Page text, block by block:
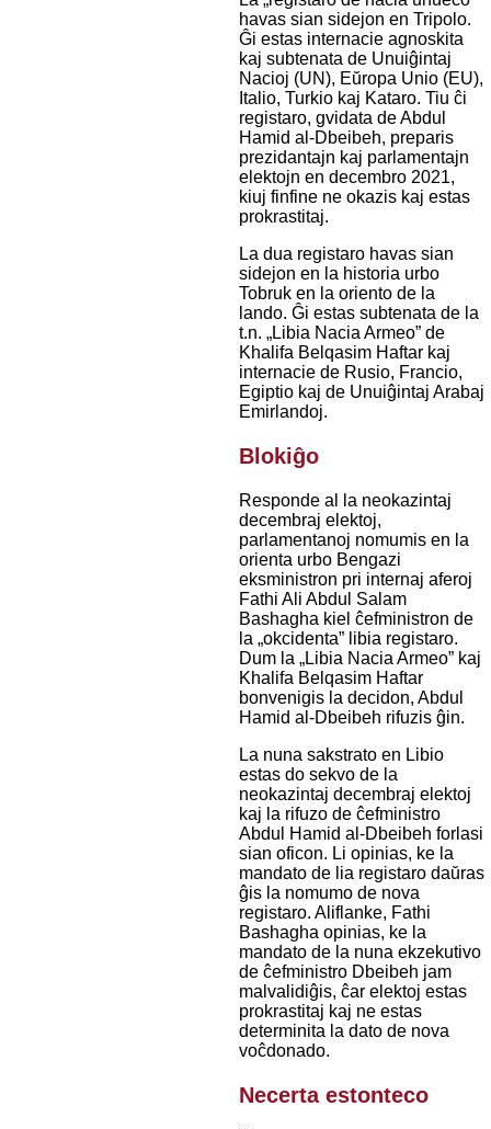
havas sian sidejon en Tripolo.
Ĝi estas internacie agnoskita
kaj subtenata de Unuiĝintaj
Nacioj (UN), Eŭropa Unio (EU),
Italio, Turkio kaj Kataro. Tiu ĉi
registaro, gvidata de Abdul
Hamid al-Dbeibeh, preparis
prezidantajn kaj parlamentajn
elektojn en decembro 2021,
kiuj finfine ne okazis kaj estas
prokrastitaj.
La dua registaro havas sian
sidejon en la historia urbo
Tobruk en la oriento de la
lando. Ĝi estas subtenata de la
t.n. „Libia Nacia Armeo” de
Khalifa Belqasim Haftar kaj
internacie de Rusio, Francio,
Egiptio kaj de Unuiĝintaj Arabaj
Emirlandoj.
Blokiĝo
Responde al la neokazintaj
decembraj elektoj,
parlamentanoj nomumis en la
orienta urbo Bengazi
eksministron pri internaj aferoj
Fathi Ali Abdul Salam
Bashagha kiel ĉefministron de
la „okcidenta” libia registaro.
Dum la „Libia Nacia Armeo” kaj
Khalifa Belqasim Haftar
bonvenigis la decidon, Abdul
Hamid al-Dbeibeh rifuzis ĝin.
La nuna sakstrato en Libio
estas do sekvo de la
neokazintaj decembraj elektoj
kaj la rifuzo de ĉefministro
Abdul Hamid al-Dbeibeh forlasi
sian oficon. Li opinias, ke la
mandato de lia registaro daŭras
ĝis la nomumo de nova
registaro. Aliflanke, Fathi
Bashagha opinias, ke la
mandato de la nuna ekzekutivo
de ĉefministro Dbeibeh jam
malvalidiĝis, ĉar elektoj estas
prokrastitaj kaj ne estas
determinita la dato de nova
voĉdonado.
Necerta estonteco